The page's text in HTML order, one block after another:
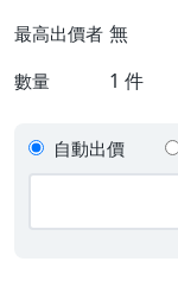
最高出價者 無
數量 1 件
自動出價